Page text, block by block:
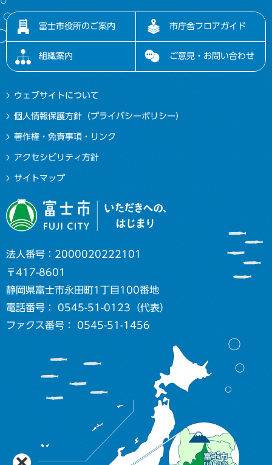
富士市役所のご案内 市庁舎フロアガイド
組織案内 ご意見・お問い合わせ
ウェブサイトについて
個人情報保護方針（プライバシーポリシー）
著作権・免責事項・リンク
アクセシビリティ方針
サイトマップ
法人番号：2000020222101
〒417-8601
静岡県富士市永田町1丁目100番地
電話番号： 0545-51-0123（代表）
ファクス番号： 0545-51-1456